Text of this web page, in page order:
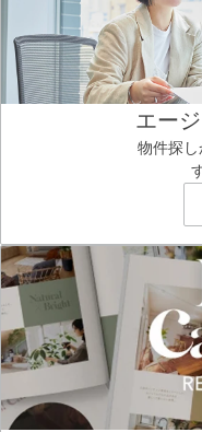
エー
物件探